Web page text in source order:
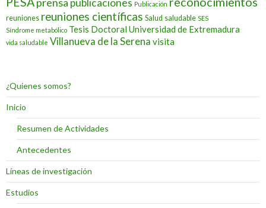
publicaciones Publicación
reuniones reuniones científicas Salud saludable SES
Síndrome metabólico Tesis Doctoral Universidad de Extremadura
vida saludable Villanueva de la Serena visita
¿Quienes somos?
Inicio
Resumen de Actividades
Antecedentes
Líneas de investigación
Estudios